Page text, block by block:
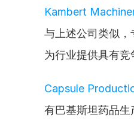
Kambert
与上述公司类似，
为行业提供具有竞
Capsule
有巴基斯坦药品